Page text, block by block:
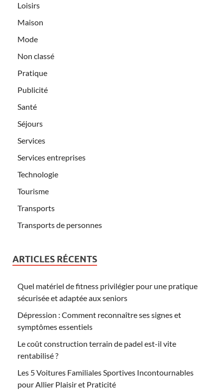
Loisirs
Maison
Mode
Non classé
Pratique
Publicité
Santé
Séjours
Services
Services entreprises
Technologie
Tourisme
Transports
Transports de personnes
ARTICLES RÉCENTS
Quel matériel de fitness privilégier pour une pratique
sécurisée et adaptée aux seniors
Dépression : Comment reconnaître ses signes et
symptômes essentiels
Le coût construction terrain de padel est-il vite
rentabilisé ?
Les 5 Voitures Familiales Sportives Incontournables
pour Allier Plaisir et Praticité